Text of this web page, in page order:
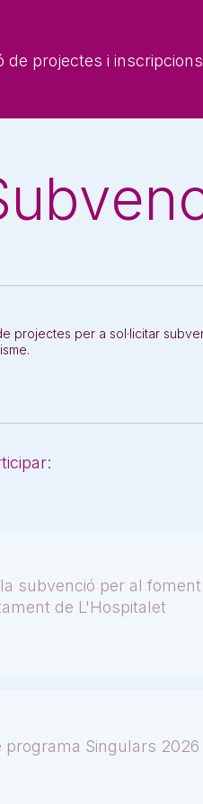
de projectes i inscripcions
projectes per a sol·licitar
subvenció per al
de L'Hospitalet
programa Singulars 2026